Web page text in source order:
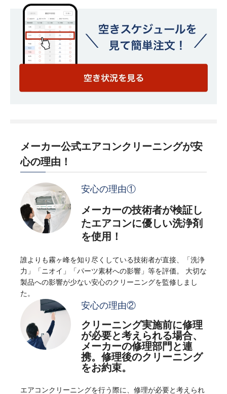
メーカー公式エアコンクリーニングが安
心の理由！
安心の理由①
メーカーの技術者が検証し
たエアコンに優しい洗浄剤
を使用！
誰よりも霧ヶ峰を知り尽くしている技術者が直接、「洗浄
力」「ニオイ」「パーツ素材への影響」等を評価。
大切な
製品への影響が少ない安心のクリーニングを監修しまし
た。
安心の理由②
クリーニング実施前に修理
が必要と考えられる場合、
メーカーの修理部門と連
携。修理後のクリーニング
をお約束。
エアコンクリーニングを行う際に、修理が必要と考えられ